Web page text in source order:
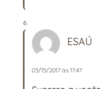
ESAÚ
03/15/2017 às 17:47